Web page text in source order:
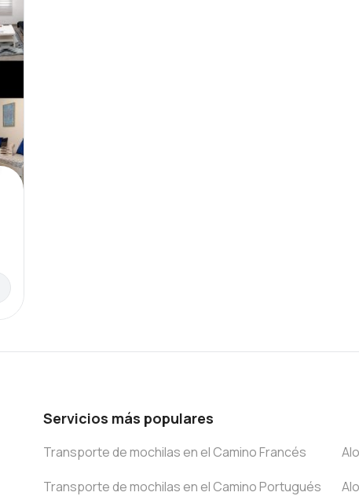
Servicios más populares
Transporte de mochilas en el Camino Francés
Transporte de mochilas en el Camino Portugués